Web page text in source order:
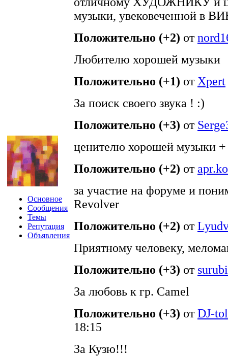
Основное
Сообщения
Темы
Репутация
Объявления
музыки, увековеченной в
Положительно (+2) от
Любителю хорошей музыки
Положительно (+1) от Xpert
За поиск своего звука ! :)
Положительно (+3) от
ценителю хорошей музыки +
Положительно (+2) от
за участие на форуме и
Revolver
Положительно (+2) от
Приятному человеку,
Положительно (+3) от
За любовь к гр. Camel
Положительно (+3) отDJ-
18:15
За Кузю!!!